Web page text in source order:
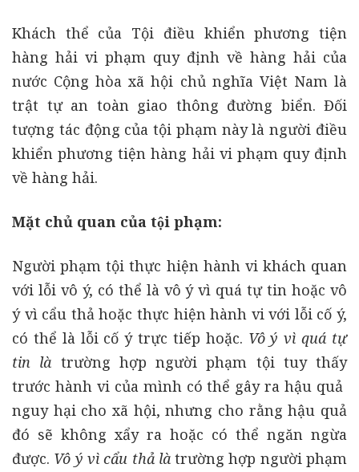
Khách thể của Tội điều khiển phương tiện
hàng hải vi phạm quy định về hàng hải của
nước Cộng hòa xã hội chủ nghĩa Việt Nam là
trật tự an toàn giao thông đường biển. Đối
tượng tác động của tội phạm này là người điều
khiển phương tiện hàng hải vi phạm quy định
về hàng hải.
Mặt chủ quan của tội phạm:
Người phạm tội thực hiện hành vi khách quan
với lỗi vô ý, có thể là vô ý vì quá tự tin hoặc vô
ý vì cẩu thả hoặc thực hiện hành vi với lỗi cố ý,
có thể là lỗi cố ý trực tiếp hoặc. Vô ý vì quá tự
tin là trường hợp người phạm tội tuy thấy
trước hành vi của mình có thể gây ra hậu quả
nguy hại cho xã hội, nhưng cho rằng hậu quả
đó sẽ không xẩy ra hoặc có thể ngăn ngừa
được. Vô ý vì cẩu thả làtrường hợp người phạm